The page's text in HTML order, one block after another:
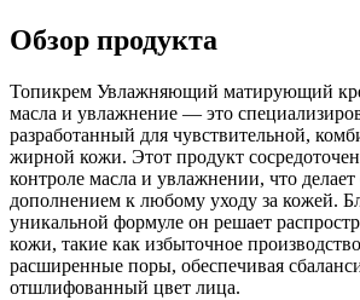
Обзор продукта
Топикрем Увлажняющий матирующий
масла и увлажнение — это
разработанный для чувствительной,
жирной кожи. Этот продукт
контроле масла и увлажнении, что
дополнением к любому уходу за кожей.
уникальной формуле он решает
кожи, такие как избыточное
расширенные поры, обеспечивая
отшлифованный цвет лица.